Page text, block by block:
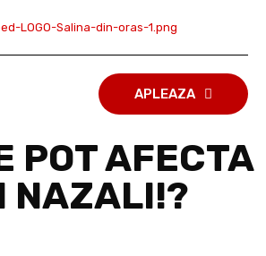
APLEAZA
POT AFECTA
NAZALI!?